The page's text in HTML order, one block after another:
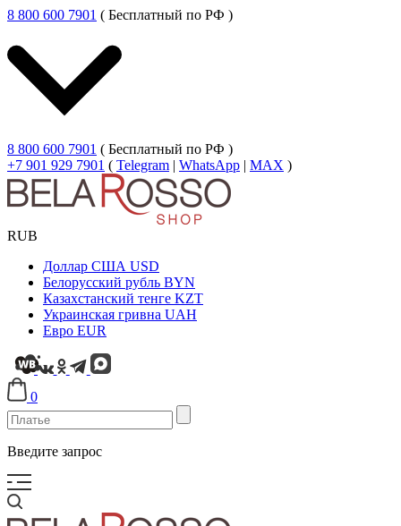
8 800 600 7901 ( Бесплатный по РФ )
8 800 600 7901 ( Бесплатный по РФ )
+7 901 929 7901 ( Telegram | WhatsApp | MAX )
RUB
Доллар США USD
Белорусский рубль BYN
Казахстанский тенге KZT
Украинская гривна UAH
Евро EUR
0
Введите запрос